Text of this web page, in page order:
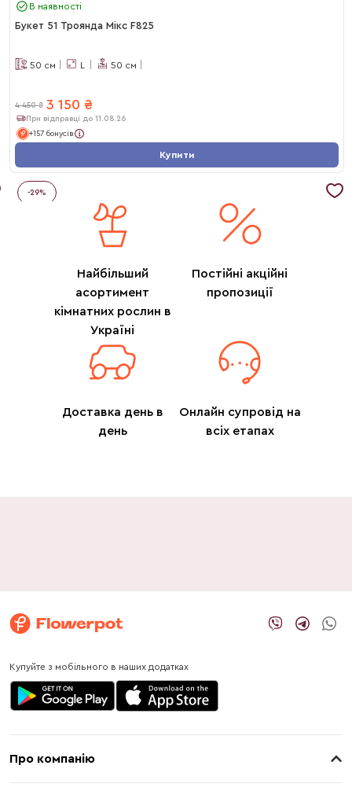
В наявності
Букет 51 Троянда Мікс F825
50 см L 50 см
4 450 ₴ 3 150 ₴
При відправці до 11.08.26
+157 бонусів
Купити
-29%
Найбільший
асортимент
кімнатних рослин в
Україні
Постійні акційні
пропозиції
Доставка день в
день
Онлайн супровід на
всіх етапах
Купуйте з мобільного в наших додатках
Про компанію